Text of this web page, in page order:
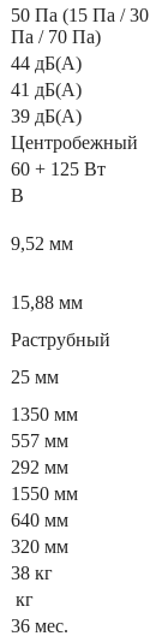
50 Па (15 Па / 30
Па / 70 Па)
44 дБ(А)
41 дБ(А)
39 дБ(А)
Центробежный
60 + 125 Вт
B
9,52 мм
15,88 мм
Раструбный
25 мм
1350 мм
557 мм
292 мм
1550 мм
640 мм
320 мм
38 кг
кг
36 мес.